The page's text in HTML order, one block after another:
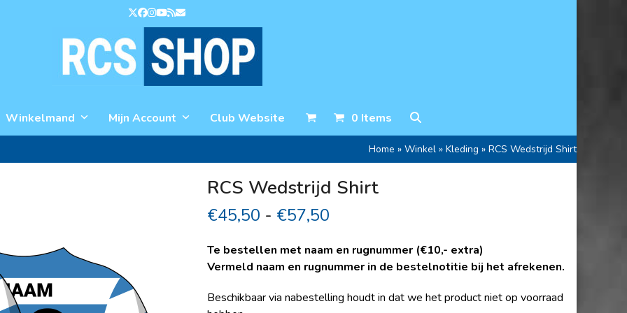
Twitter
Facebook
Instagram
YouTube
RSSEmail
Winkelmand Mijn Account Club Website 0 Items
Home » Winkel » Kleding » RCS Wedstrijd Shirt
RCS Wedstrijd Shirt
€45,50 - €57,50
tot
€57,50
Te bestellen met naam en rugnummer (€10,- extra)
Vermeld naam en rugnummer in de bestelnotitie bij het afrekenen.
Beschikbaar via nabestelling houdt in dat we het product niet op voorraad